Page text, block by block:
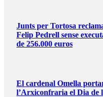
Junts per Tortosa
Felip Pedrell sense
de 256.000 euros
El cardenal Omella
l’Arxiconfraria el Dia de